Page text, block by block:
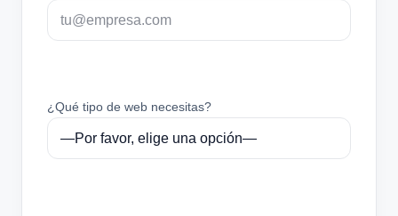
¿Qué tipo de web necesitas?